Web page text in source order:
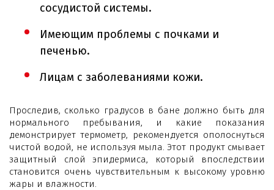
сосудистой системы.
Имеющим проблемы с почками и
печенью.
Лицам с заболеваниями кожи.
Проследив, сколько градусов в бане должно быть для
нормального пребывания, и какие показания
демонстрирует термометр, рекомендуется ополоснуться
чистой водой, не используя мыла. Этот продукт смывает
защитный слой эпидермиса, который впоследствии
становится очень чувствительным к высокому уровню
жары и влажности.